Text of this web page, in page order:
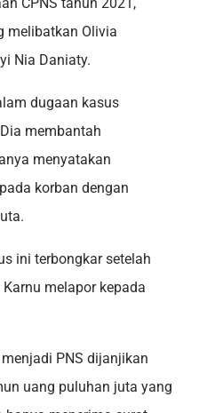
melibatkan Olivia
Nia Daniaty.
dugaan kasus
membantah
menyatakan
korban dengan
ini terbongkar setelah
melapor kepada
PNS dijanjikan
uang puluhan juta yang